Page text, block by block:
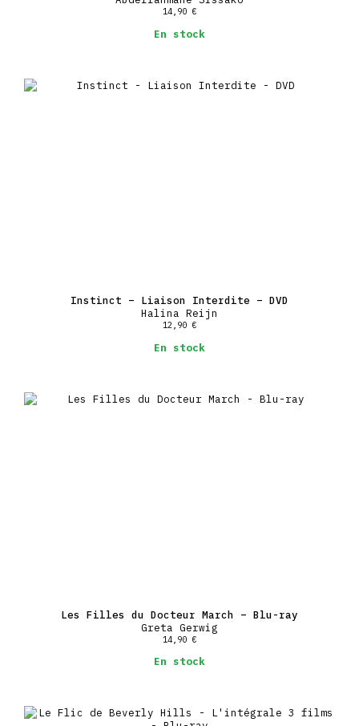
14,90 €
En stock
Instinct – Liaison Interdite – DVD
Halina Reijn
12,90 €
En stock
Les Filles du Docteur March – Blu-ray
Greta Gerwig
14,90 €
En stock